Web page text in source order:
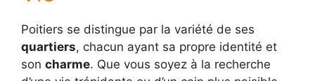
Poitiers se distingue par la variété de ses
quartiers, chacun ayant sa propre identité et
son charme. Que vous soyez à la recherche